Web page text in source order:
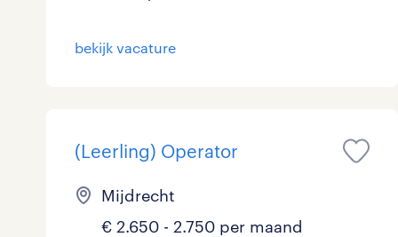
bekijk vacature
(Leerling) Operator
Mijdrecht
€ 2.650 - 2.750 per maand